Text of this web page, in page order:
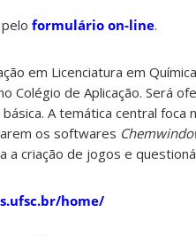
formulário on-line.
em Licenciatura em
Colégio de Aplicação. Será
A temática central foca
os softwares
a criação de jogos e
home/